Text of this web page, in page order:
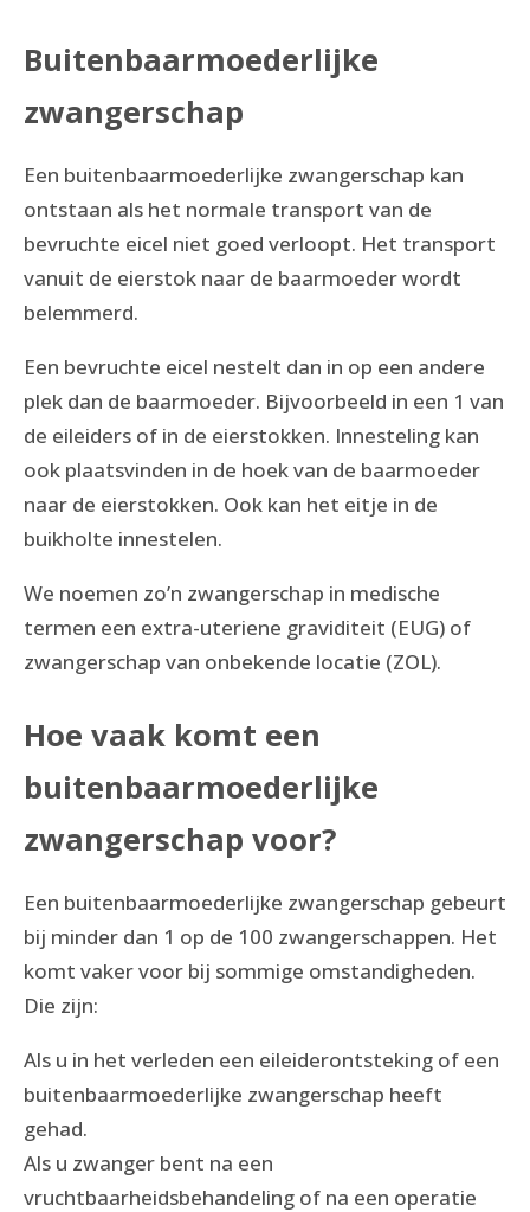
Buitenbaarmoederlijke
zwangerschap
Een buitenbaarmoederlijke zwangerschap kan
ontstaan als het normale transport van de
bevruchte eicel niet goed verloopt. Het transport
vanuit de eierstok naar de baarmoeder wordt
belemmerd.
Een bevruchte eicel nestelt dan in op een andere
plek dan de baarmoeder. Bijvoorbeeld in een 1 van
de eileiders of in de eierstokken. Innesteling kan
ook plaatsvinden in de hoek van de baarmoeder
naar de eierstokken. Ook kan het eitje in de
buikholte innestelen.
We noemen zo’n zwangerschap in medische
termen een extra-uteriene graviditeit (EUG) of
zwangerschap van onbekende locatie (ZOL).
Hoe vaak komt een
buitenbaarmoederlijke
zwangerschap voor?
Een buitenbaarmoederlijke zwangerschap gebeurt
bij minder dan 1 op de 100 zwangerschappen. Het
komt vaker voor bij sommige omstandigheden.
Die zijn:
Als u in het verleden een eileiderontsteking of een
buitenbaarmoederlijke zwangerschap heeft
gehad.
Als u zwanger bent na een
vruchtbaarheidsbehandeling of na een operatie